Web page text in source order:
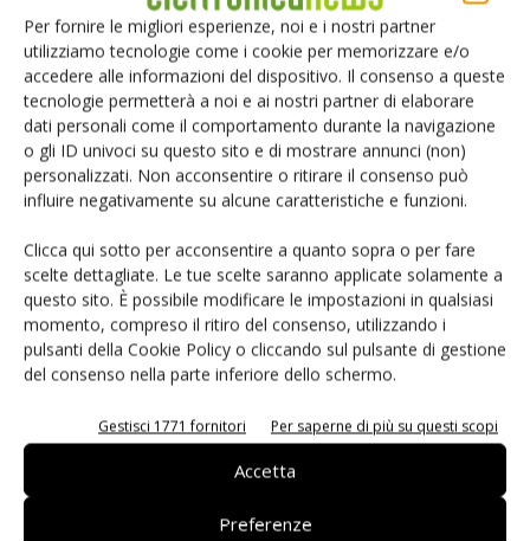
Per fornire le migliori esperienze, noi e i nostri partner
utilizziamo tecnologie come i cookie per memorizzare e/o
accedere alle informazioni del dispositivo. Il consenso a queste
tecnologie permetterà a noi e ai nostri partner di elaborare
dati personali come il comportamento durante la navigazione
o gli ID univoci su questo sito e di mostrare annunci (non)
personalizzati. Non acconsentire o ritirare il consenso può
influire negativamente su alcune caratteristiche e funzioni.
Clicca qui sotto per acconsentire a quanto sopra o per fare
scelte dettagliate. Le tue scelte saranno applicate solamente a
questo sito. È possibile modificare le impostazioni in qualsiasi
momento, compreso il ritiro del consenso, utilizzando i
pulsanti della Cookie Policy o cliccando sul pulsante di gestione
del consenso nella parte inferiore dello schermo.
Gestisci 1771 fornitori Per saperne di più su questi scopi
Accetta
Preferenze
- 21 Maggio 2017
Selezione di elettronica